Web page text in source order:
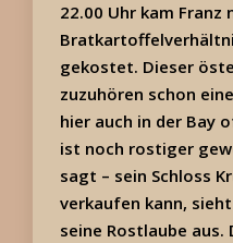
22.00 Uhr kam Franz
gekostet. Dieser
zuzuhören schon
hier auch in der Bay
ist noch rostiger
sagt – sein Schloss
verkaufen kann,
seine Rostlaube aus.